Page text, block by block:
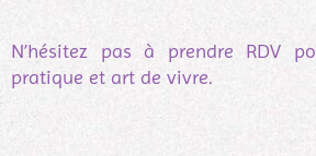
N’hésitez pas à prendre RDV
pratique et art de vivre.